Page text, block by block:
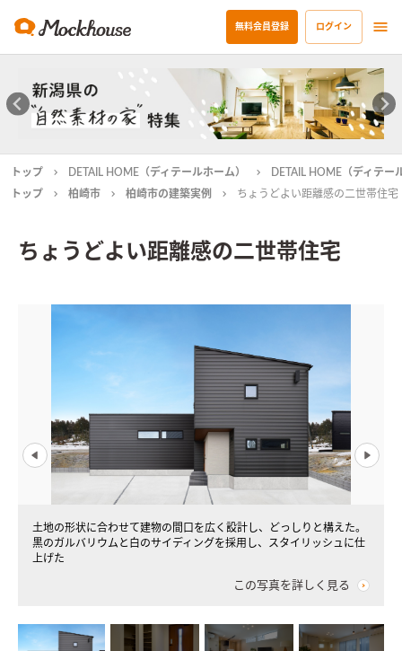
無料会員登録 ログイン
トップ DETAIL HOME（ディテールホーム）
DETAIL HOME（ディテ
トップ
柏崎市 柏崎市の建築実例 ちょうどよい距離感の二世帯住宅
ちょうどよい距離感の二世帯住宅
土地の形状に合わせて建物の間口を広く設計し、どっしりと構えた。
黒のガルバリウムと白のサイディングを採用し、スタイリッシュに仕
上げた
この写真を詳しく見る